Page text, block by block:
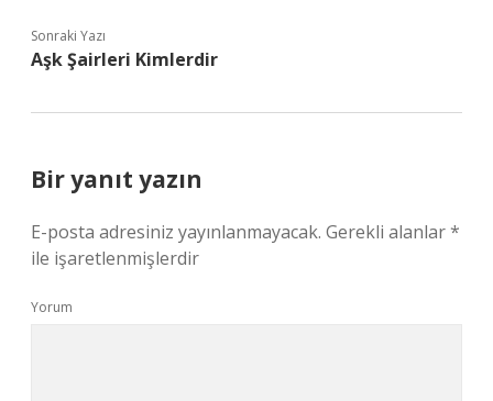
Sonraki Yazı
Aşk Şairleri Kimlerdir
Bir yanıt yazın
E-posta adresiniz yayınlanmayacak. Gerekli alanlar*
ile işaretlenmişlerdir
Yorum